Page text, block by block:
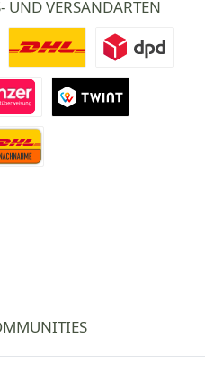
UND VERSANDARTEN
DHL DPD